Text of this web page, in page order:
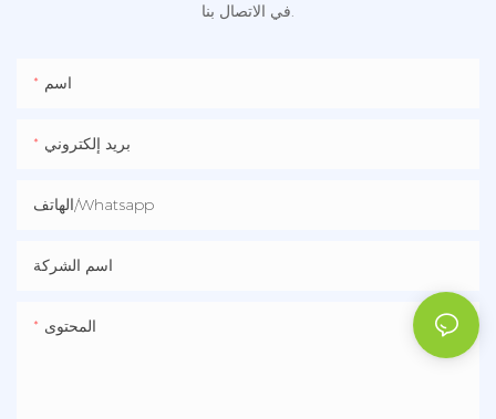
في الاتصال بنا.
اسم
بريد إلكتروني
الهاتف/whatsapp
اسم الشركة
المحتوى